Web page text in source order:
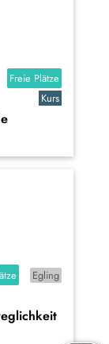
Freie Plätze
Kurs
Egling